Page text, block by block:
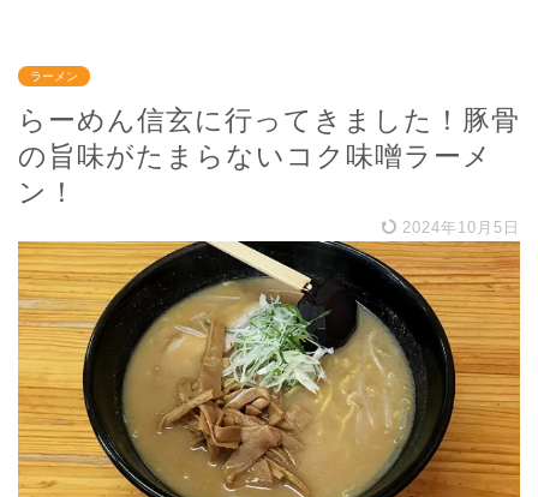
ラーメン
らーめん信玄に行ってきました！豚骨
の旨味がたまらないコク味噌ラーメ
ン！
2024年10月5日